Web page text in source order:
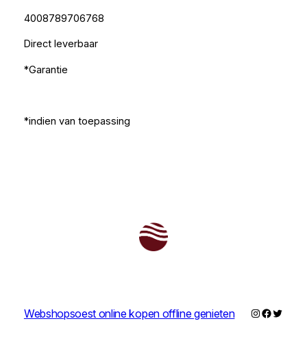
4008789706768
Direct leverbaar
*Garantie
*indien van toepassing
Webshopsoest online kopen offline genieten Instagram
Twitter